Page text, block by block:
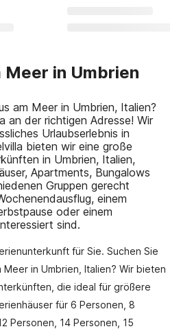
Meer in Umbrien
am Meer in Umbrien, Italien?
an der richtigen Adresse! Wir
Urlaubserlebnis in
bieten wir eine große
in Umbrien, Italien,
Apartments, Bungalows
Gruppen gerecht
einem
oder einem
sind.
für Sie. Suchen Sie
Meer in Umbrien, Italien? Wir bieten
die ideal für größere
für 6 Personen, 8
Personen, 14 Personen, 15